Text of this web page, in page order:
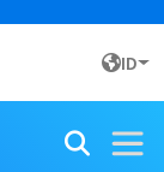
ID